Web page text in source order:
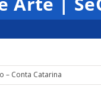
– Conta Catarina